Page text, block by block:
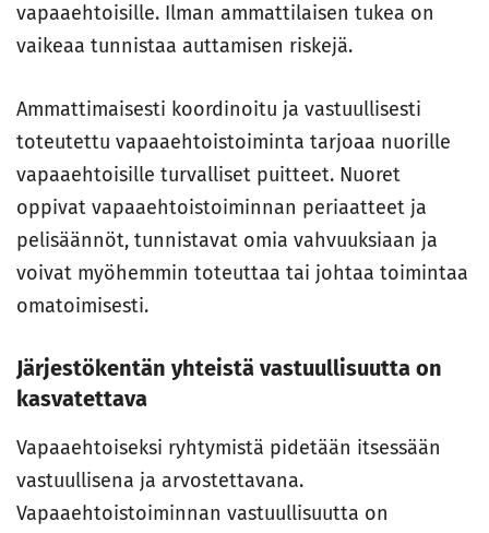
vapaaehtoisille. Ilman ammattilaisen tukea on
vaikeaa tunnistaa auttamisen riskejä.
Ammattimaisesti koordinoitu ja vastuullisesti
toteutettu vapaaehtoistoiminta tarjoaa nuorille
vapaaehtoisille turvalliset puitteet. Nuoret
oppivat vapaaehtoistoiminnan periaatteet ja
pelisäännöt, tunnistavat omia vahvuuksiaan ja
voivat myöhemmin toteuttaa tai johtaa toimintaa
omatoimisesti.
Järjestökentän yhteistä vastuullisuutta on
kasvatettava
Vapaaehtoiseksi ryhtymistä pidetään itsessään
vastuullisena ja arvostettavana.
Vapaaehtoistoiminnan vastuullisuutta on